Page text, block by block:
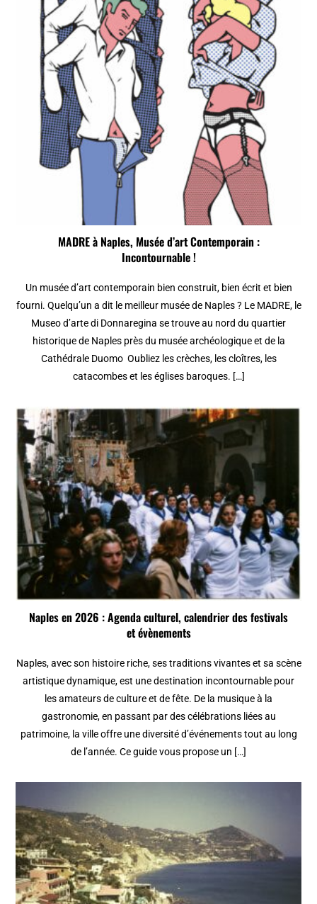
MADRE à Naples, Musée d’art Contemporain :
Incontournable !
Un musée d’art contemporain bien construit, bien écrit et bien
fourni. Quelqu’un a dit le meilleur musée de Naples ? Le MADRE, le
Museo d’arte di Donnaregina se trouve au nord du quartier
historique de Naples près du musée archéologique et de la
Cathédrale Duomo Oubliez les crèches, les cloîtres, les
catacombes et les églises baroques. […]
Naples en 2026 : Agenda culturel, calendrier des festivals
et évènements
Naples, avec son histoire riche, ses traditions vivantes et sa scène
artistique dynamique, est une destination incontournable pour
les amateurs de culture et de fête. De la musique à la
gastronomie, en passant par des célébrations liées au
patrimoine, la ville offre une diversité d’événements tout au long
de l’année. Ce guide vous propose un […]